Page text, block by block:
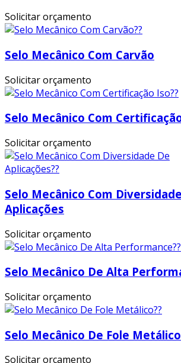
Solicitar orçamento
Selo Mecânico Com Carvão
Solicitar orçamento
Selo Mecânico Com
Solicitar orçamento
Selo Mecânico Com
Aplicações
Solicitar orçamento
Selo Mecânico De Alta
Solicitar orçamento
Selo Mecânico De Fole Metálico
Solicitar orçamento